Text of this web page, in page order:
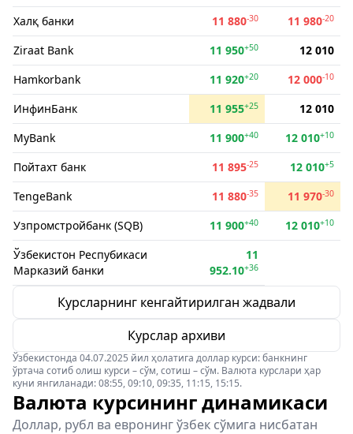
Халқ банки 11 880-30 11 980-20
Ziraat Bank 11 950+50
12 010
Hamkorbank
11 920+20 12 000-10
ИнфинБанк 11 955+25
12 010
MyBank
11 900+40 12 010+10
Пойтахт банк 11 895-25 12 010+5
TengeBank 11 880-35 11 970-30
Узпромстройбанк (SQB) 11 900+40 12 010+10
Ўзбекистон Респубикаси
Марказий банки
11
952.10+36
Курсларнинг кенгайтирилган жадвали
Курслар архиви
Ўзбекистонда 04.07.2025 йил ҳолатига доллар курси: банкнинг
ўртача сотиб олиш курси – сўм, сотиш – сўм. Валюта курслари ҳар
куни янгиланади: 08:55, 09:10, 09:35, 11:15, 15:15.
Валюта курсининг динамикаси
Доллар, рубл ва евронинг ўзбек сўмига нисбатан